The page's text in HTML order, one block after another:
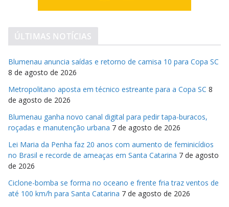
ÚLTIMAS NOTÍCIAS
Blumenau anuncia saídas e retorno de camisa 10 para Copa SC
8 de agosto de 2026
Metropolitano aposta em técnico estreante para a Copa SC 8
de agosto de 2026
Blumenau ganha novo canal digital para pedir tapa-buracos,
roçadas e manutenção urbana 7 de agosto de 2026
Lei Maria da Penha faz 20 anos com aumento de feminicídios
no Brasil e recorde de ameaças em Santa Catarina 7 de agosto
de 2026
Ciclone-bomba se forma no oceano e frente fria traz ventos de
até 100 km/h para Santa Catarina 7 de agosto de 2026